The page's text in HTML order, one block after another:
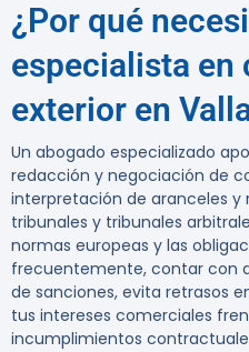
¿Por qué
especialista en
exterior en
Un abogado especializado
redacción y negociación de
interpretación de aranceles
tribunales y tribunales
normas europeas y las
frecuentemente, contar con
de sanciones, evita retrasos
tus intereses comerciales
incumplimientos